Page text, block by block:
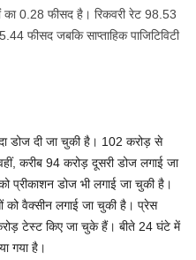
का 0.28 फीसद है। रिकवरी रेट 98.53
फीसद जबकि साप्ताहिक पाजिटिविटी
डोज दी जा चुकी है। 102 करोड़ से
करीब 94 करोड़ दूसरी डोज लगाई जा
प्रीकाशन डोज भी लगाई जा चुकी है।
वैक्सीन लगाई जा चुकी है। प्रेस
टेस्ट किए जा चुके हैं। बीते 24 घंटे में
गया है।